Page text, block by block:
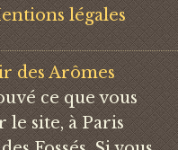
légales
des Arômes
ce que vous
le site, à Paris